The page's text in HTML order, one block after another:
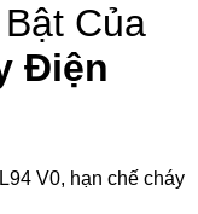
Của
Điện
V0, hạn chế cháy